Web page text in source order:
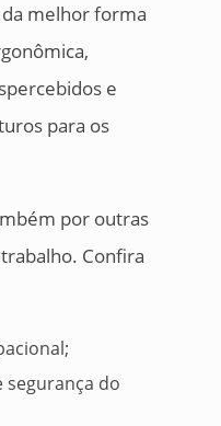
melhor forma
e
para os
por outras
Confira
segurança do